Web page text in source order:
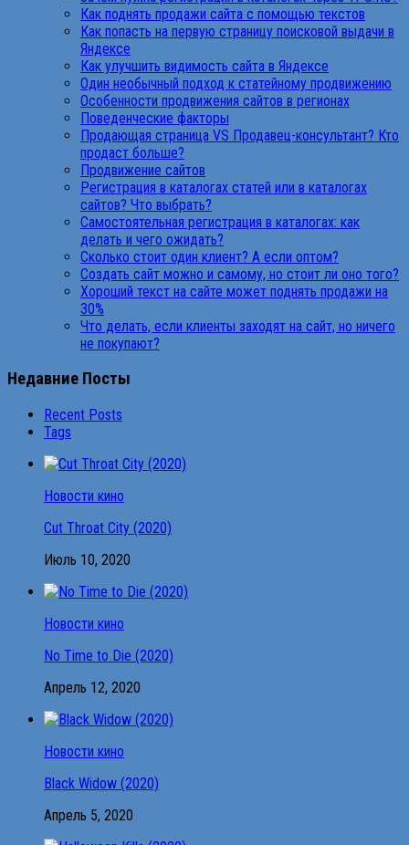
Как поднять продажи сайта с помощью текстов
Как попасть на первую страницу поисковой выдачи в
Яндексе
Как улучшить видимость сайта в Яндексе
Один необычный подход к статейному продвижению
Особенности продвижения сайтов в регионах
Поведенческие факторы
Продающая страница VS Продавец-консультант? Кто
продаст больше?
Продвижение сайтов
Регистрация в каталогах статей или в каталогах
сайтов? Что выбрать?
Самостоятельная регистрация в каталогах: как
делать и чего ожидать?
Сколько стоит один клиент? А если оптом?
Создать сайт можно и самому, но стоит ли оно того?
Хороший текст на сайте может поднять продажи на
30%
Что делать, если клиенты заходят на сайт, но ничего
не покупают?
Недавние Посты
Recent Posts
Tags
Новости кино
Cut Throat City (2020)
Июль 10, 2020
Новости кино
No Time to Die (2020)
Апрель 12, 2020
Новости кино
Black Widow (2020)
Апрель 5, 2020